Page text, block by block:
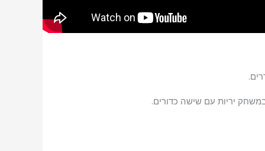
יריות עם שישה כדורים.